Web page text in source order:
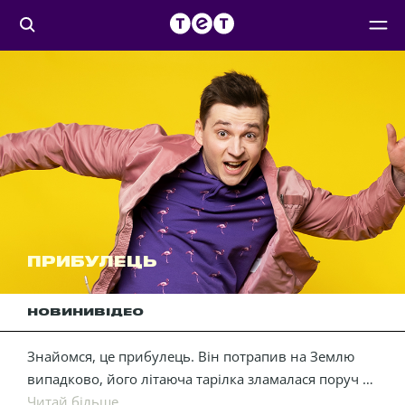
ПРИБУЛЕЦЬ
НОВИНИ ВІДЕО
Знайомся, це прибулець. Він потрапив на Землю
випадково, його літаюча тарілка зламалася поруч з
орбітою нашої планети. Тепер він живе у звичайній
Читай більше